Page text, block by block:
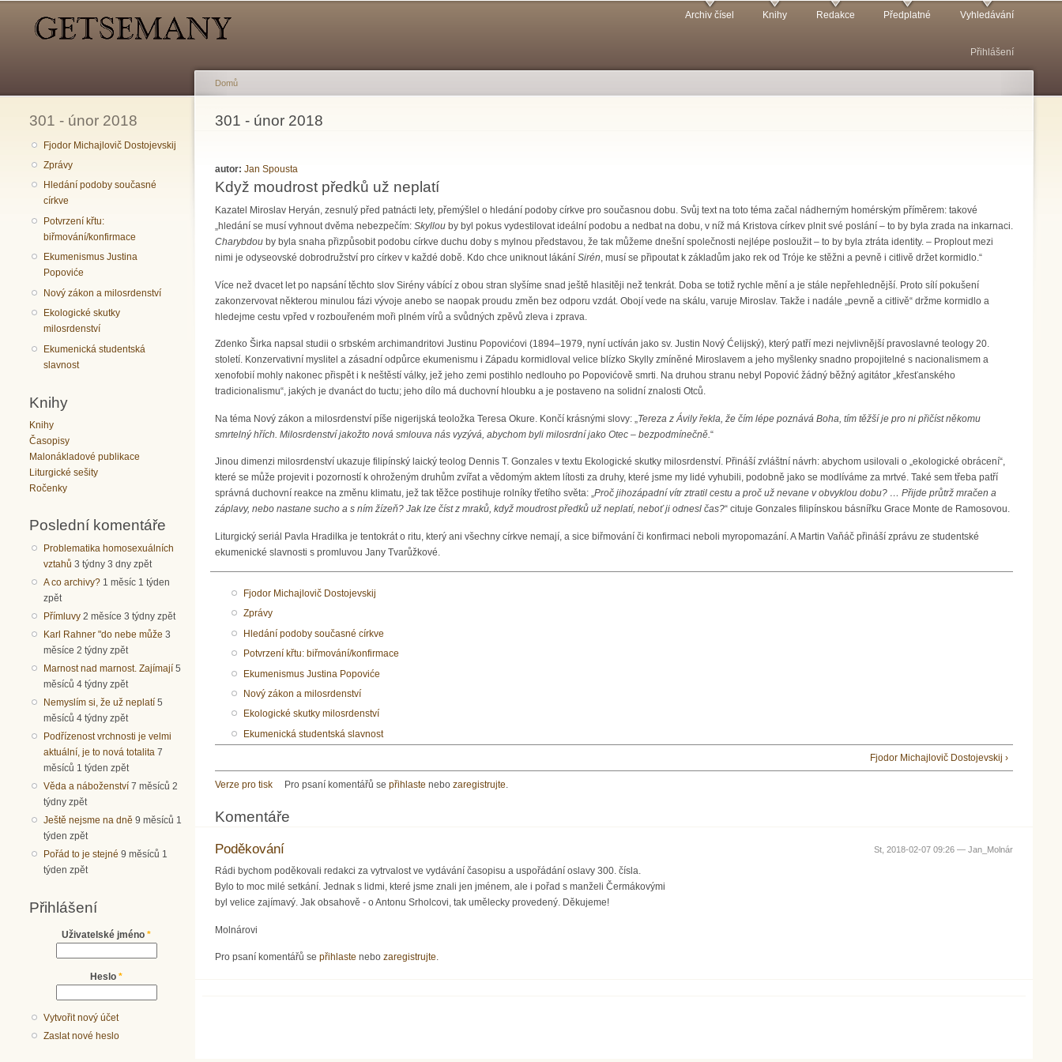
Archiv čísel Knihy Redakce Předplatné Vyhledávání
Přihlášení
301 - únor 2018
Fjodor Michajlovič Dostojevskij
Zprávy
Hledání podoby současné
církve
Potvrzení křtu:
biřmování/konfirmace
Ekumenismus Justina
Popoviće
Nový zákon a milosrdenství
Ekologické skutky
milosrdenství
Ekumenická studentská
slavnost
Knihy
Knihy
Časopisy
Malonákladové publikace
Liturgické sešity
Ročenky
Poslední komentáře
Problematika homosexuálních
vztahů 3 týdny 3 dny zpět
A co archivy? 1 měsíc 1 týden
zpět
Přímluvy 2 měsíce 3 týdny zpět
Karl Rahner "do nebe může 3
měsíce 2 týdny zpět
Marnost nad marnost. Zajímají 5
měsíců 4 týdny zpět
Nemyslím si, že už neplatí 5
měsíců 4 týdny zpět
Podřízenost vrchnosti je velmi
aktuální, je to nová totalita 7
měsíců 1 týden zpět
Věda a náboženství 7 měsíců 2
týdny zpět
Ještě nejsme na dně 9 měsíců 1
týden zpět
Pořád to je stejné 9 měsíců 1
týden zpět
Přihlášení
Uživatelské jméno *
Heslo *
Vytvořit nový účet
Zaslat nové heslo
Jste zde
Domů
301 - únor 2018
autor: Jan Spousta
Když moudrost předků už neplatí
Kazatel Miroslav Heryán, zesnulý před patnácti lety, přemýšlel o hledání podoby církve pro současnou dobu. Svůj text na toto téma začal nádherným homérským příměrem: takové
„hledání se musí vyhnout dvěma nebezpečím: Skyllou by byl pokus vydestilovat ideální podobu a nedbat na dobu, v níž má Kristova církev plnit své poslání – to by byla zrada na inkarnaci.
Charybdou by byla snaha přizpůsobit podobu církve duchu doby s mylnou představou, že tak můžeme dnešní společnosti nejlépe posloužit – to by byla ztráta identity. – Proplout mezi
nimi je odyseovské dobrodružství pro církev v každé době. Kdo chce uniknout lákání Sirén, musí se připoutat k základům jako rek od Tróje ke stěžni a pevně i citlivě držet kormidlo.“
Více než dvacet let po napsání těchto slov Sirény vábící z obou stran slyšíme snad ještě hlasitěji než tenkrát. Doba se totiž rychle mění a je stále nepřehlednější. Proto sílí pokušení
zakonzervovat některou minulou fázi vývoje anebo se naopak proudu změn bez odporu vzdát. Obojí vede na skálu, varuje Miroslav. Takže i nadále „pevně a citlivě“ držme kormidlo a
hledejme cestu vpřed v rozbouřeném moři plném vírů a svůdných zpěvů zleva i zprava.
Zdenko Širka napsal studii o srbském archimandritovi Justinu Popovićovi (1894–1979, nyní uctíván jako sv. Justin Nový Ćelijský), který patří mezi nejvlivnější pravoslavné teology 20.
století. Konzervativní myslitel a zásadní odpůrce ekumenismu i Západu kormidloval velice blízko Skylly zmíněné Miroslavem a jeho myšlenky snadno propojitelné s nacionalismem a
xenofobií mohly nakonec přispět i k neštěstí války, jež jeho zemi postihlo nedlouho po Popovićově smrti. Na druhou stranu nebyl Popović žádný běžný agitátor „křesťanského
tradicionalismu“, jakých je dvanáct do tuctu; jeho dílo má duchovní hloubku a je postaveno na solidní znalosti Otců.
Na téma Nový zákon a milosrdenství píše nigerijská teoložka Teresa Okure. Končí krásnými slovy: „ Tereza z Ávily řekla, že čím lépe poznává Boha, tím těžší je pro ni přičíst někomu
smrtelný hřích. Milosrdenství jakožto nová smlouva nás vyzývá, abychom byli milosrdní jako Otec – bezpodmínečně. “
Jinou dimenzi milosrdenství ukazuje filipínský laický teolog Dennis T. Gonzales v textu Ekologické skutky milosrdenství. Přináší zvláštní návrh: abychom usilovali o „ekologické obrácení“,
které se může projevit i pozorností k ohroženým druhům zvířat a vědomým aktem lítosti za druhy, které jsme my lidé vyhubili, podobně jako se modlíváme za mrtvé. Také sem třeba patří
správná duchovní reakce na změnu klimatu, jež tak těžce postihuje rolníky třetího světa: „Proč jihozápadní vítr ztratil cestu a proč už nevane v obvyklou dobu? … Přijde průtrž mračen a
záplavy, nebo nastane sucho a s ním žízeň? Jak lze číst z mraků, když moudrost předků už neplatí, neboť ji odnesl čas?“ cituje Gonzales filipínskou básnířku Grace Monte de Ramosovou.
Liturgický seriál Pavla Hradilka je tentokrát o ritu, který ani všechny církve nemají, a sice biřmování či konfirmaci neboli myropomazání. A Martin Vaňáč přináší zprávu ze studentské
ekumenické slavnosti s promluvou Jany Tvarůžkové.
Fjodor Michajlovič Dostojevskij
Zprávy
Hledání podoby současné církve
Potvrzení křtu: biřmování/konfirmace
Ekumenismus Justina Popoviće
Nový zákon a milosrdenství
Ekologické skutky milosrdenství
Ekumenická studentská slavnost
Fjodor Michajlovič Dostojevskij ›
Verze pro tisk Pro psaní komentářů sepřihlaste nebozaregistrujte.
Komentáře
St, 2018-02-07 09:26 — Jan_Molnár
Poděkování
Rádi bychom poděkovali redakci za vytrvalost ve vydávání časopisu a uspořádání oslavy 300. čísla.
Bylo to moc milé setkání. Jednak s lidmi, které jsme znali jen jménem, ale i pořad s manželi Čermákovými
byl velice zajímavý. Jak obsahově - o Antonu Srholcovi, tak umělecky provedený. Děkujeme!
Molnárovi
Pro psaní komentářů se přihlaste nebo zaregistrujte.